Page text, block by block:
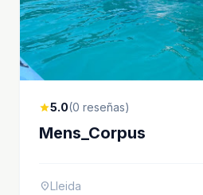
star5.0(0 reseñas)
Mens_Corpus
location_onLleida